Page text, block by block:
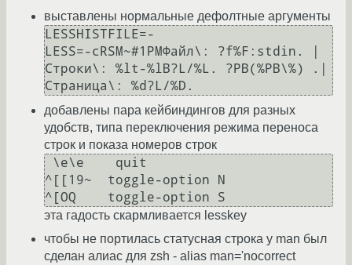
выставлены нормальные дефолтные аргументы
LESSHISTFILE=-
LESS=-cRSM~#1PMФайл\: ?f%F:stdin. |
Строки\: %lt-%lB?L/%L. ?PB(%PB\%) .|
добавлены пара кейбиндингов для разных
удобств, типа переключения режима переноса
строк и показа номеров строк
^[[19~  toggle-option N
эта гадость скармливается lesskey
чтобы не портилась статусная строка у man был
сделан алиас для zsh - alias man='nocorrect